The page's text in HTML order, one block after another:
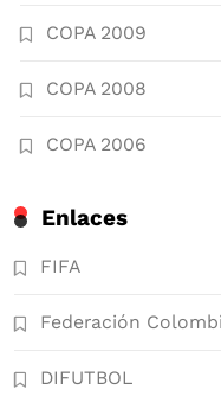
COPA 2009
COPA 2008
COPA 2006
Enlaces
FIFA
Federación
DIFUTBOL